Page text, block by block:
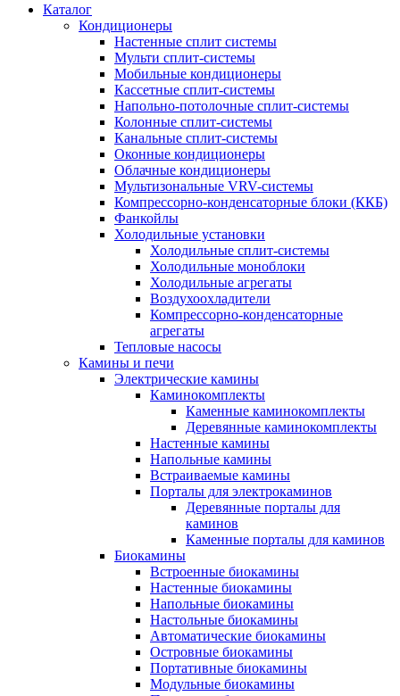
Каталог
Кондиционеры
Настенные сплит системы
Мульти сплит-системы
Мобильные кондиционеры
Кассетные сплит-системы
Напольно-потолочные сплит-системы
Колонные сплит-системы
Канальные сплит-системы
Оконные кондиционеры
Облачные кондиционеры
Мультизональные VRV-системы
Компрессорно-конденсаторные блоки (ККБ)
Фанкойлы
Холодильные установки
Холодильные сплит-системы
Холодильные моноблоки
Холодильные агрегаты
Воздухоохладители
Компрессорно-конденсаторные
агрегаты
Тепловые насосы
Камины и печи
Электрические камины
Каминокомплекты
Каменные каминокомплекты
Деревянные каминокомплекты
Настенные камины
Напольные камины
Встраиваемые камины
Порталы для электрокаминов
Деревянные порталы для
каминов
Каменные порталы для каминов
Биокамины
Встроенные биокамины
Настенные биокамины
Напольные биокамины
Настольные биокамины
Автоматические биокамины
Островные биокамины
Портативные биокамины
Модульные биокамины